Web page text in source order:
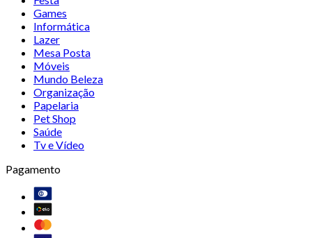
Games
Informática
Lazer
Mesa Posta
Móveis
Mundo Beleza
Organização
Papelaria
Pet Shop
Saúde
Tv e Vídeo
Pagamento